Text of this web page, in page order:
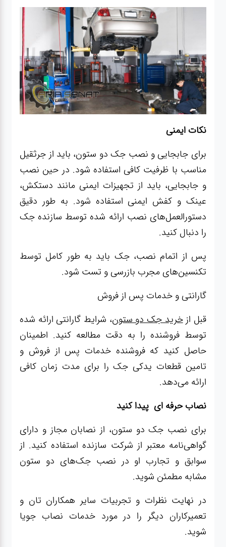
نکات ایمنی
برای جابجایی و نصب جک دو ستون، باید از جرثقیل
مناسب با ظرفیت کافی استفاده شود. در حین نصب
و جابجایی، باید از تجهیزات ایمنی مانند دستکش،
عینک و کفش ایمنی استفاده شود. به طور دقیق
دستورالعمل‌های نصب ارائه شده توسط سازنده جک
را دنبال کنید.
پس از اتمام نصب، جک باید به طور کامل توسط
تکنسین‌های مجرب بازرسی و تست شود.
گارانتی و خدمات پس از فروش
قبل ازخرید جک دو ستون، شرایط گارانتی ارائه شده
توسط فروشنده را به دقت مطالعه کنید. اطمینان
حاصل کنید که فروشنده خدمات پس از فروش و
تامین قطعات یدکی جک را برای مدت زمان کافی
ارائه می‌دهد.
نصاب حرفه ای پیدا کنید
برای نصب جک دو ستون، از نصابان مجاز و دارای
گواهی‌نامه معتبر از شرکت سازنده استفاده کنید. از
سوابق و تجارب او در نصب جک‌های دو ستون
مشابه مطمئن شوید.
در نهایت نظرات و تجربیات سایر همکاران تان و
تعمیرکاران دیگر را در مورد خدمات نصاب جویا
شوید.